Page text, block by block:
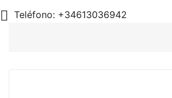
 Teléfono: +34613036942